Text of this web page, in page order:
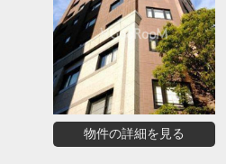
物件の詳細を見る